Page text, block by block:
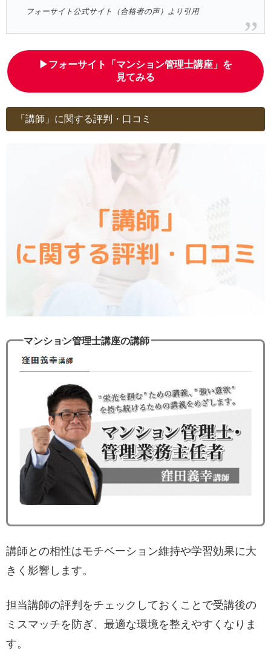
フォーサイト公式サイト（合格者の声）より引用
▶フォーサイト「マンション管理士講座」を
見てみる
「講師」に関する評判・口コミ
マンション管理士講座の講師
講師との相性はモチベーション維持や学習効果に大
きく影響します。
担当講師の評判をチェックしておくことで受講後の
ミスマッチを防ぎ、最適な環境を整えやすくなりま
す。